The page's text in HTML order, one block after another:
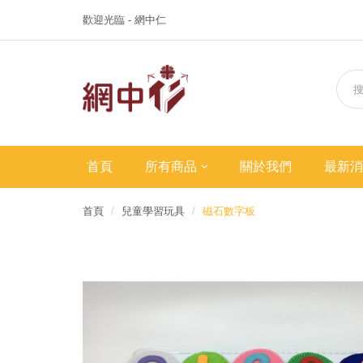
歡迎光臨 - 網中仁
首頁 所有商品 關於我們 最新
首頁 兒童學習玩具 磁石數字板